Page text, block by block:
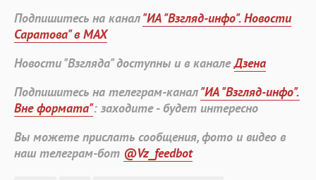
Подпишитесь на канал"ИА "Взгляд-инфо". Новости
Саратова" в MAX
Новости "Взгляда" доступны и в каналеДзена
Подпишитесь на телеграм-канал"ИА "Взгляд-инфо".
Вне формата": заходите - будет интересно
Вы можете прислать сообщения, фото и видео в
наш телеграм-бот @Vz_feedbot